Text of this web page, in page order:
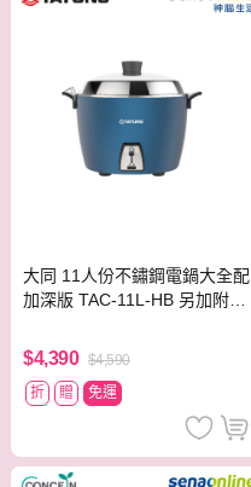
大同 11人份不鏽鋼電鍋大全配
加深版 TAC-11L-HB 另加附上
$4,390 $4,590
折
贈 免運